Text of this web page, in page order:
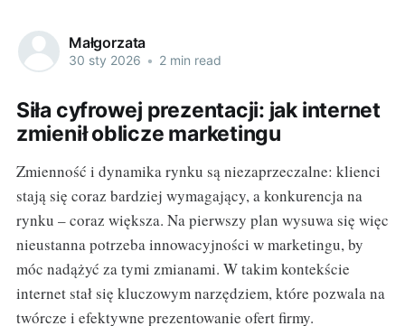
Małgorzata
30 sty 2026 • 2 min read
Siła cyfrowej prezentacji: jak internet
zmienił oblicze marketingu
Zmienność i dynamika rynku są niezaprzeczalne: klienci
stają się coraz bardziej wymagający, a konkurencja na
rynku – coraz większa. Na pierwszy plan wysuwa się więc
nieustanna potrzeba innowacyjności w marketingu, by
móc nadążyć za tymi zmianami. W takim kontekście
internet stał się kluczowym narzędziem, które pozwala na
twórcze i efektywne prezentowanie ofert firmy.